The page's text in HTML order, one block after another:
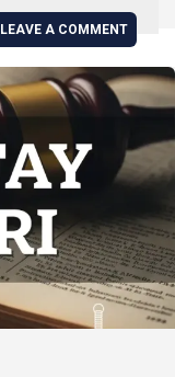
LEAVE A COMMENT